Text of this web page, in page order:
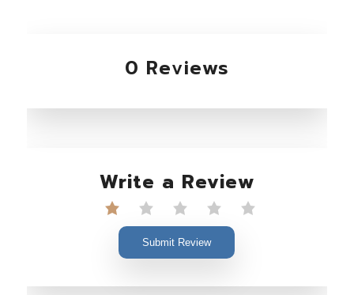
0 Reviews
Write a Review
Submit Review